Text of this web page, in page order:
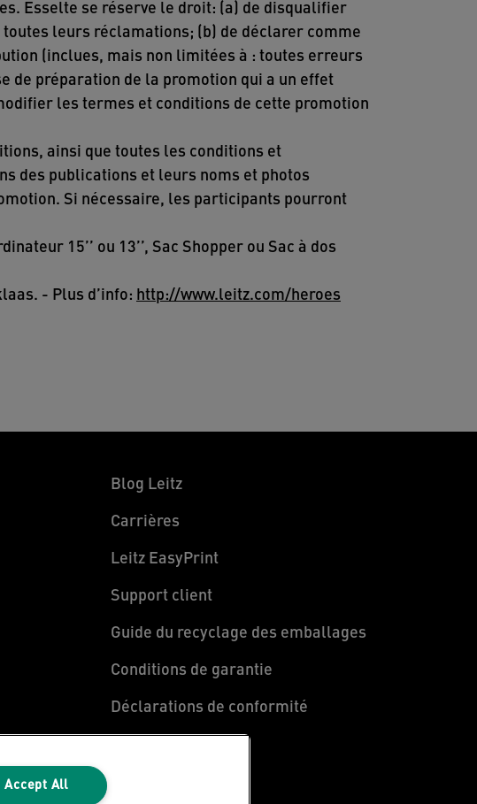
Esselte se réserve le droit: (a) de disqualifier
leurs réclamations; (b) de déclarer comme
(inclues, mais non limitées à : toutes erreurs
de préparation de la promotion qui a un effet
les termes et conditions de cette promotion
ainsi que toutes les conditions et
des publications et leurs noms et photos
Si nécessaire, les participants pourront
15’’ ou 13’’, Sac Shopper ou Sac à dos
- Plus d’info: http://www.leitz.com/heroes
Blog Leitz
Carrières
Leitz EasyPrint
Support client
Guide du recyclage des emballages
Conditions de garantie
Déclarations de conformité
Accept All